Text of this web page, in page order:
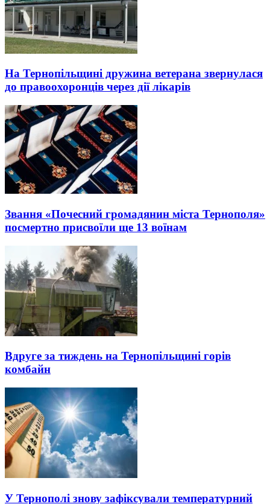
На Тернопільщині дружина ветерана звернулася
до правоохоронців через дії лікарів
Звання «Почесний громадянин міста Тернополя»
посмертно присвоїли ще 13 воїнам
Вдруге за тиждень на Тернопільщині горів
комбайн
У Тернополі знову зафіксували температурний